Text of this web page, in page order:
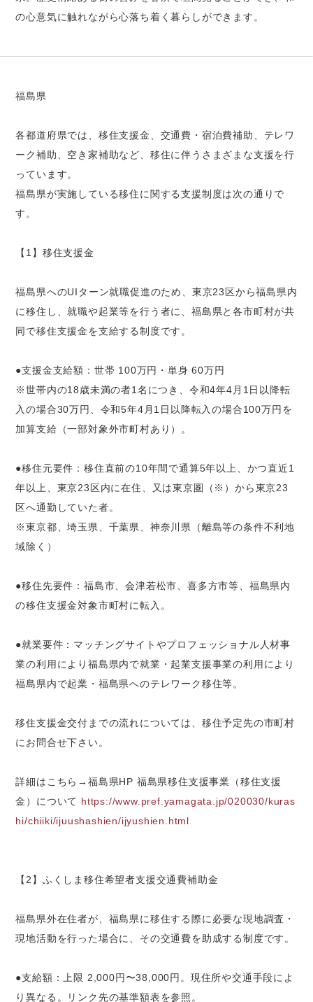
の心意気に触れながら心落ち着く暮らしができます。
福島県
各都道府県では、移住支援金、交通費・宿泊費補助、テレワ
ーク補助、空き家補助など、移住に伴うさまざまな支援を行
っています。
福島県が実施している移住に関する支援制度は次の通りで
す。
【1】移住支援金
福島県へのUIターン就職促進のため、東京23区から福島県内
に移住し、就職や起業等を行う者に、福島県と各市町村が共
同で移住支援金を支給する制度です。
●支援金支給額：世帯 100万円・単身 60万円
※世帯内の18歳未満の者1名につき、令和4年4月1日以降転
入の場合30万円、令和5年4月1日以降転入の場合100万円を
加算支給（一部対象外市町村あり）。
●移住元要件：移住直前の10年間で通算5年以上、かつ直近1
年以上、東京23区内に在住、又は東京圏（※）から東京23
区へ通勤していた者。
※東京都、埼玉県、千葉県、神奈川県（離島等の条件不利地
域除く）
●移住先要件：福島市、会津若松市、喜多方市等、福島県内
の移住支援金対象市町村に転入。
●就業要件：マッチングサイトやプロフェッショナル人材事
業の利用により福島県内で就業・起業支援事業の利用により
福島県内で起業・福島県へのテレワーク移住等。
移住支援金交付までの流れについては、移住予定先の市町村
にお問合せ下さい。
詳細はこちら→福島県HP 福島県移住支援事業（移住支援
金）について https://www.pref.yamagata.jp/020030/kuras
hi/chiiki/ijuushashien/ijyushien.html
【2】ふくしま移住希望者支援交通費補助金
福島県外在住者が、福島県に移住する際に必要な現地調査・
現地活動を行った場合に、その交通費を助成する制度です。
●支給額：上限 2,000円〜38,000円。現住所や交通手段によ
り異なる。リンク先の基準額表を参照。